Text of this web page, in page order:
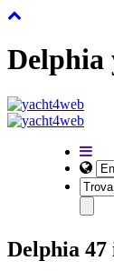
Delphia
Delphia 47